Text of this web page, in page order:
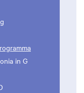
in G